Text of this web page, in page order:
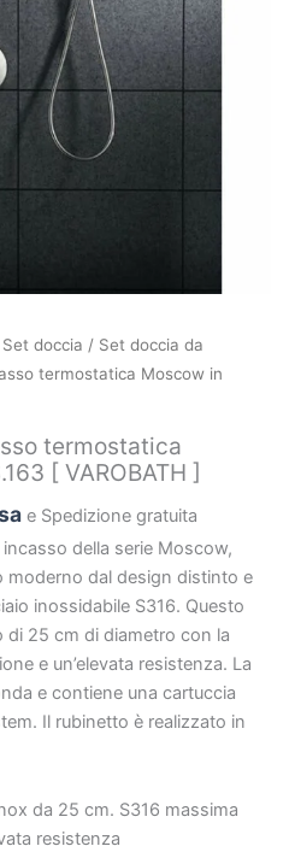
€168
Set doccia / Set doccia da
termostatica Moscow in
termostatica
[ VAROBATH ]
e Spedizione gratuita
della serie Moscow,
moderno dal design distinto e
inossidabile S316. Questo
25 cm di diametro con la
e un’elevata resistenza. La
e contiene una cartuccia
Il rubinetto è realizzato in
da 25 cm. S316 massima
resistenza